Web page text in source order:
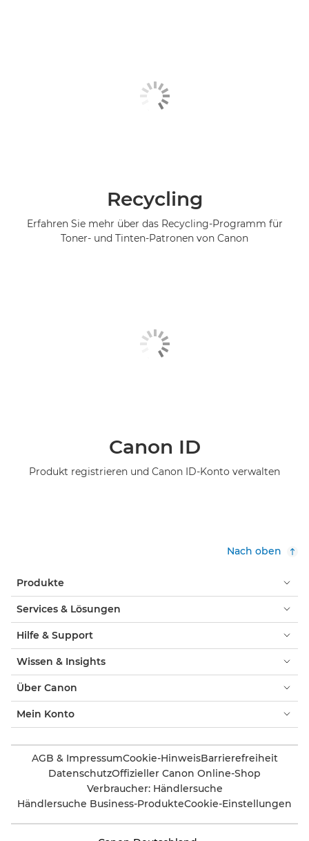
Recycling
Erfahren Sie mehr über das Recycling-Programm für
Toner- und Tinten-Patronen von Canon
Canon ID
Produkt registrieren und Canon ID-Konto verwalten
Nach oben
Produkte
Services & Lösungen
Hilfe & Support
Wissen & Insights
Über Canon
Mein Konto
AGB & ImpressumCookie-HinweisBarrierefreiheit
DatenschutzOffizieller Canon Online-Shop
Verbraucher: Händlersuche
Händlersuche Business-ProdukteCookie-Einstellungen